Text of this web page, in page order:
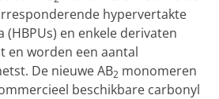
hypervertakte
en enkele derivaten
en worden een aantal
De nieuwe AB2 monomeren
beschikbare carbonyl